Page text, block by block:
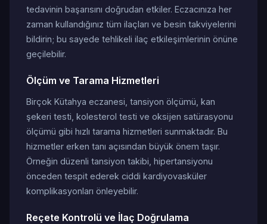
tedavinin başarısını doğrudan etkiler. Eczacınıza her
zaman kullandığınız tüm ilaçları ve besin takviyelerini
bildirin; bu sayede tehlikeli ilaç etkileşimlerinin önüne
geçilebilir.
Ölçüm ve Tarama Hizmetleri
Birçok Kütahya eczanesi, tansiyon ölçümü, kan
şekeri testi, kolesterol testi ve oksijen satürasyonu
ölçümü gibi hızlı tarama hizmetleri sunmaktadır. Bu
hizmetler erken tanı açısından büyük önem taşır.
Örneğin düzenli tansiyon takibi, hipertansiyonu
önceden tespit ederek ciddi kardiyovasküler
komplikasyonları önleyebilir.
Reçete Kontrolü ve İlaç Doğrulama